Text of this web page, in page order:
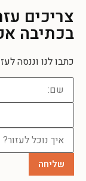
צריכים
בכתיבה
כתבו לנו וננסה